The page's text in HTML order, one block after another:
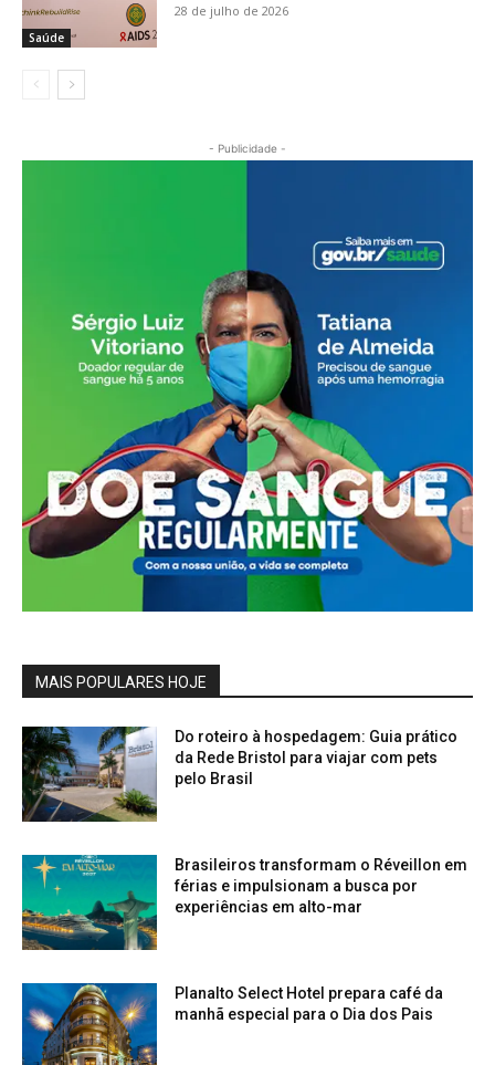
Saúde
28 de julho de 2026
- Publicidade -
MAIS POPULARES HOJE
Do roteiro à hospedagem: Guia prático
da Rede Bristol para viajar com pets
pelo Brasil
Brasileiros transformam o Réveillon em
férias e impulsionam a busca por
experiências em alto-mar
Planalto Select Hotel prepara café da
manhã especial para o Dia dos Pais